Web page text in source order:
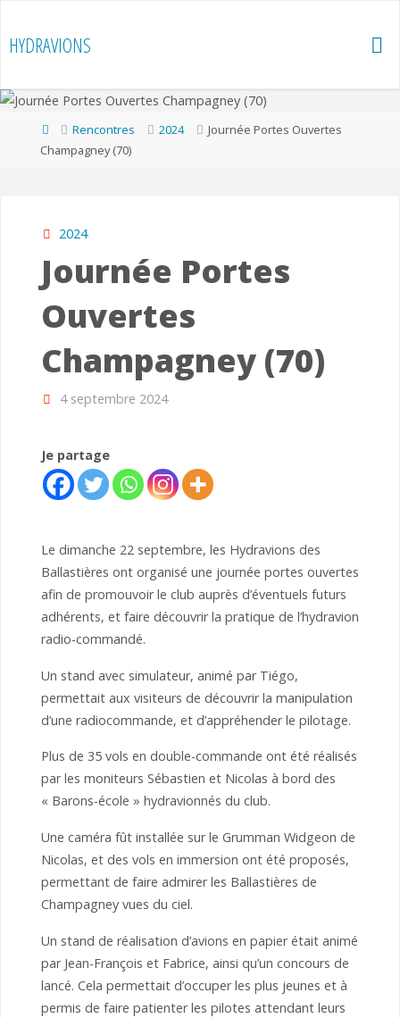
content
HYDRAVIONS
HomeRencontres 2024
Journée Portes Ouvertes
Champagney (70)
2024
Journée Portes
Ouvertes
Champagney (70)
4 septembre 2024
Je partage
Le dimanche 22 septembre, les Hydravions des
Ballastières ont organisé une journée portes ouvertes
afin de promouvoir le club auprès d’éventuels futurs
adhérents, et faire découvrir la pratique de l’hydravion
radio-commandé.
Un stand avec simulateur, animé par Tiégo,
permettait aux visiteurs de découvrir la manipulation
d’une radiocommande, et d’appréhender le pilotage.
Plus de 35 vols en double-commande ont été réalisés
par les moniteurs Sébastien et Nicolas à bord des
« Barons-école » hydravionnés du club.
Une caméra fût installée sur le Grumman Widgeon de
Nicolas, et des vols en immersion ont été proposés,
permettant de faire admirer les Ballastières de
Champagney vues du ciel.
Un stand de réalisation d’avions en papier était animé
par Jean-François et Fabrice, ainsi qu’un concours de
lancé. Cela permettait d’occuper les plus jeunes et à
permis de faire patienter les pilotes attendant leurs